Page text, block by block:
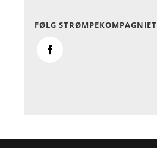
FØLG STRØMPEKOMPAGNIET